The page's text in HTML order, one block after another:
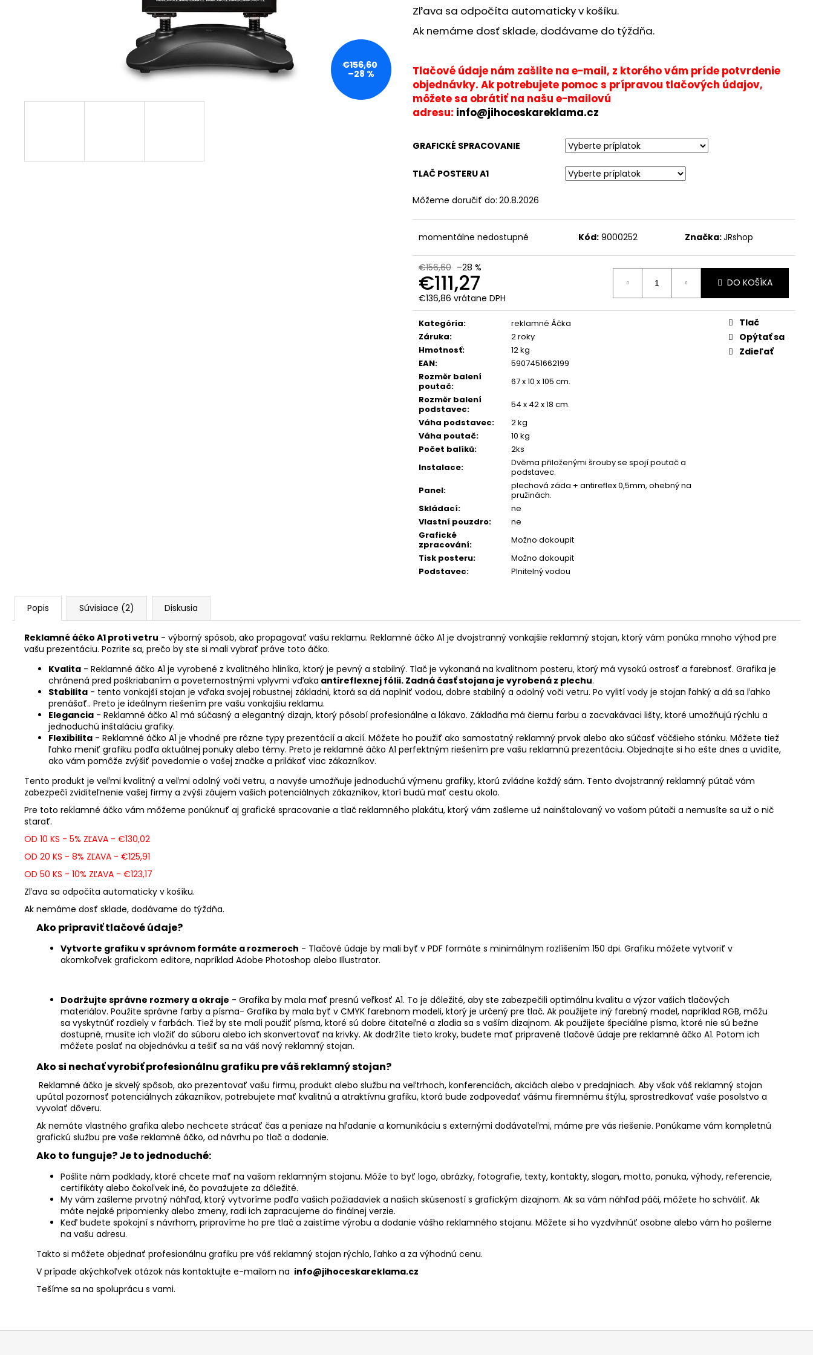
Zľava sa odpočíta automaticky v košíku.
Ak nemáme dosť sklade, dodávame do týždňa.
Tlačové údaje nám zašlite na e-mail, z ktorého vám príde potvrdenie
objednávky. Ak potrebujete pomoc s prípravou tlačových údajov,
môžete sa obrátiť na našu e-mailovú
adresu: info@jihoceskareklama.cz
GRAFICKÉ SPRACOVANIE
TLAČ POSTERU A1
Môžeme doručiť do: 20.8.2026
momentálne nedostupné Kód: 9000252 Značka:JRshop
€156,60 –28 %
€111,27
€136,86 vrátane DPH
Jednotková
cena:
DO KOŠÍKA
Kategória:
reklamné Áčka
Záruka:
2 roky
Hmotnosť:
12 kg
EAN:
5907451662199
Rozměr balení
poutač:
67 x 10 x 105 cm.
Rozměr balení
podstavec:
54 x 42 x 18 cm.
Váha podstavec:
2 kg
Váha poutač:
10 kg
Počet balíků:
2ks
Instalace:
Dvěma přiloženými šrouby se spojí poutač a
podstavec.
Panel:
plechová záda + antireflex 0,5mm, ohebný na
pružinách.
Skládací:
ne
Vlastní pouzdro:
ne
Grafické
zpracování:
Možno dokoupit
Tisk posteru:
Možno dokoupit
Podstavec: Plnitelný vodou
Tlač
Opýtať sa
Zdieľať
€156,60
–28 %
Popis Súvisiace (2) Diskusia
Reklamné áčko A1 proti vetru - výborný spôsob, ako propagovať vašu reklamu. Reklamné áčko A1 je dvojstranný vonkajšie reklamný stojan, ktorý vám ponúka mnoho výhod pre
vašu prezentáciu. Pozrite sa, prečo by ste si mali vybrať práve toto áčko.
Kvalita - Reklamné áčko A1 je vyrobené z kvalitného hliníka, ktorý je pevný a stabilný. Tlač je vykonaná na kvalitnom posteru, ktorý má vysokú ostrosť a farebnosť. Grafika je
chránená pred poškriabaním a poveternostnými vplyvmi vďaka antireflexnej fólii. Zadná časť stojana je vyrobená z plechu.
Stabilita - tento vonkajší stojan je vďaka svojej robustnej základni, ktorá sa dá naplniť vodou, dobre stabilný a odolný voči vetru. Po vylití vody je stojan ľahký a dá sa ľahko
prenášať.. Preto je ideálnym riešením pre vašu vonkajšiu reklamu.
Elegancia - Reklamné áčko A1 má súčasný a elegantný dizajn, ktorý pôsobí profesionálne a lákavo. Základňa má čiernu farbu a zacvakávaci lišty, ktoré umožňujú rýchlu a
jednoduchú inštaláciu grafiky.
Flexibilita - Reklamné áčko A1 je vhodné pre rôzne typy prezentácií a akcií. Môžete ho použiť ako samostatný reklamný prvok alebo ako súčasť väčšieho stánku. Môžete tiež
ľahko meniť grafiku podľa aktuálnej ponuky alebo témy. Preto je reklamné áčko A1 perfektným riešením pre vašu reklamnú prezentáciu. Objednajte si ho ešte dnes a uvidíte,
ako vám pomôže zvýšiť povedomie o vašej značke a prilákať viac zákazníkov.
Tento produkt je veľmi kvalitný a veľmi odolný voči vetru, a navyše umožňuje jednoduchú výmenu grafiky, ktorú zvládne každý sám. Tento dvojstranný reklamný pútač vám
zabezpečí zviditeľnenie vašej firmy a zvýši záujem vašich potenciálnych zákazníkov, ktorí budú mať cestu okolo.
Pre toto reklamné áčko vám môžeme ponúknuť aj grafické spracovanie a tlač reklamného plakátu, ktorý vám zašleme už nainštalovaný vo vašom pútači a nemusíte sa už o nič
starať.
OD 10 KS - 5% ZĽAVA - €130,02
OD 20 KS - 8% ZĽAVA - €125,91
OD 50 KS - 10% ZĽAVA - €123,17
Zľava sa odpočíta automaticky v košíku.
Ak nemáme dosť sklade, dodávame do týždňa.
Ako pripraviť tlačové údaje?
Vytvorte grafiku v správnom formáte a rozmeroch - Tlačové údaje by mali byť v PDF formáte s minimálnym rozlíšením 150 dpi. Grafiku môžete vytvoriť v
akomkoľvek grafickom editore, napríklad Adobe Photoshop alebo Illustrator.
Dodržujte správne rozmery a okraje - Grafika by mala mať presnú veľkosť A1. To je dôležité, aby ste zabezpečili optimálnu kvalitu a výzor vašich tlačových
materiálov. Použite správne farby a písma- Grafika by mala byť v CMYK farebnom modeli, ktorý je určený pre tlač. Ak použijete iný farebný model, napríklad RGB, môžu
sa vyskytnúť rozdiely v farbách. Tiež by ste mali použiť písma, ktoré sú dobre čitateľné a zladia sa s vaším dizajnom. Ak použijete špeciálne písma, ktoré nie sú bežne
dostupné, musíte ich vložiť do súboru alebo ich skonvertovať na krivky. Ak dodržíte tieto kroky, budete mať pripravené tlačové údaje pre reklamné áčko A1. Potom ich
môžete poslať na objednávku a tešiť sa na váš nový reklamný stojan.
Ako si nechať vyrobiť profesionálnu grafiku pre váš reklamný stojan?
Reklamné áčko je skvelý spôsob, ako prezentovať vašu firmu, produkt alebo službu na veľtrhoch, konferenciách, akciách alebo v predajniach. Aby však váš reklamný stojan
upútal pozornosť potenciálnych zákazníkov, potrebujete mať kvalitnú a atraktívnu grafiku, ktorá bude zodpovedať vášmu firemnému štýlu, sprostredkovať vaše posolstvo a
vyvolať dôveru.
Ak nemáte vlastného grafika alebo nechcete strácať čas a peniaze na hľadanie a komunikáciu s externými dodávateľmi, máme pre vás riešenie. Ponúkame vám kompletnú
grafickú službu pre vaše reklamné áčko, od návrhu po tlač a dodanie.
Ako to funguje? Je to jednoduché:
Pošlite nám podklady, ktoré chcete mať na vašom reklamným stojanu. Môže to byť logo, obrázky, fotografie, texty, kontakty, slogan, motto, ponuka, výhody, referencie,
certifikáty alebo čokoľvek iné, čo považujete za dôležité.
My vám zašleme prvotný náhľad, ktorý vytvoríme podľa vašich požiadaviek a našich skúseností s grafickým dizajnom. Ak sa vám náhľad páči, môžete ho schváliť. Ak
máte nejaké pripomienky alebo zmeny, radi ich zapracujeme do finálnej verzie.
Keď budete spokojní s návrhom, pripravíme ho pre tlač a zaistíme výrobu a dodanie vášho reklamného stojanu. Môžete si ho vyzdvihnúť osobne alebo vám ho pošleme
na vašu adresu.
Takto si môžete objednať profesionálnu grafiku pre váš reklamný stojan rýchlo, ľahko a za výhodnú cenu.
V prípade akýchkoľvek otázok nás kontaktujte e-mailom na info@jihoceskareklama.cz
Tešíme sa na spoluprácu s vami.
ČIERNY KLAPRÁM B1
ČIERNY KLAPRÁM B2
€23,54
- PROTI VETRU
€111,52
€156,96
Z